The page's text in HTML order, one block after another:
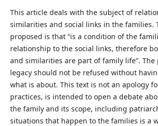
This article deals with the subject of
similarities and social links in the families.
proposed is that “is a condition of the
relationship to the social links, therefore
and similarities are part of family life”. The
legacy should not be refused without
what is about. This text is not an apology
practices, is intended to open a debate
the family and its scope, including
situations that happen to the families is a